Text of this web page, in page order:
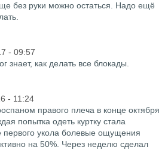
без руки можно остаться. Надо ещё
- 09:57
знает, как делать все блокады.
- 11:24
правого плеча в конце октября
попытка одеть куртку стала
первого укола болевые ощущения
на 50%. Через неделю сделал